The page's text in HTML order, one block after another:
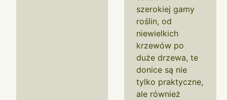
szerokiej gamy
roślin, od
niewielkich
krzewów po
duże drzewa, te
donice są nie
tylko praktyczne,
ale również